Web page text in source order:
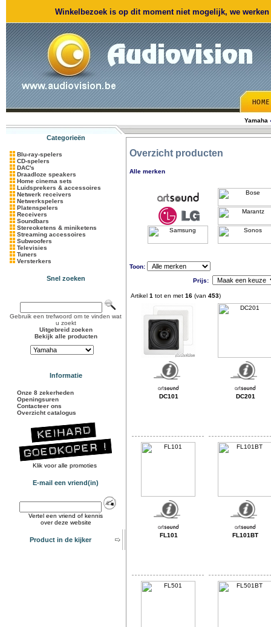
Winkelbezoek is op dit moment niet mogelijk, we
Yamaha
Categorieën
Blu-ray-spelers
CD-spelers
DAC's
Draadloze speakers
Home cinema sets
Luidsprekers & accessoires
Netwerk receivers
Netwerkspelers
Platenspelers
Receivers
Soundbars
Stereoketens & miniketens
Streaming accessoires
Subwoofers
Televisies
Tuners
Versterkers
Snel zoeken
Gebruik een trefwoord om te vinden wat
u zoekt
Uitgebreid zoeken
Bekijk alle producten
Informatie
Onze 8 zekerheden
Openingsuren
Contacteer ons
Overzicht catalogus
Klik voor alle promoties
E-mail een vriend(in)
Vertel een vriend of kennis
over deze website
Product in de kijker
Overzicht producten
Alle merken
Toon:
Prijs:
Artikel 1 tot en met 16 (van 453)
DC101 DC201
FL101 FL101BT